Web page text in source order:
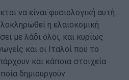
να είναι φυσιολογική αυτή
η ελαιοκομική
με λάδι όλοι, και κυρίως
και οι Ιταλοί που το
και κάποια στοιχεία
δημιουργούν